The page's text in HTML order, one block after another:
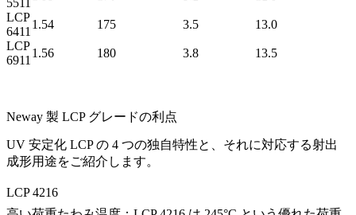
5511
LCP
6411
1.54 175 3.5 13.0
LCP
6911
1.56 180 3.8 13.5
Neway 製 LCP グレードの利点
UV 安定化 LCP の 4 つの独自特性と、それに対応する射出
成形用途をご紹介します。
LCP 4216